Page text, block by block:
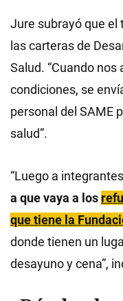
Jure subrayó que el
las carteras de
Salud. “Cuando
condiciones, se
personal del SAME
salud”.
“Luego a
a que vaya a los
que tiene la
donde tienen un
desayuno y cena”,